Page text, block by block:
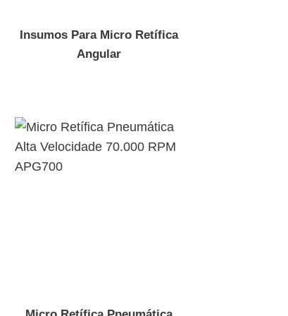
Insumos Para Micro Retífica
Angular